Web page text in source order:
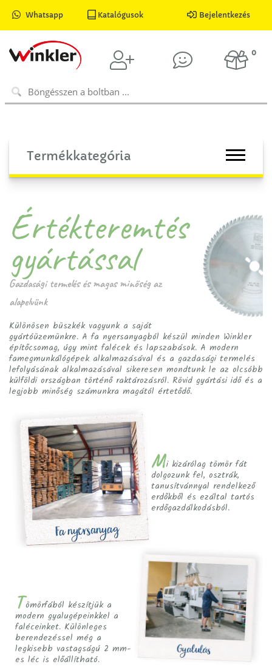
Whatsapp Katalógusok Bejelentkezés
0
Termékkategória
Értékteremtés
gyártással
Gazdasági termelés és magas minőség az
alapelvünk
Különösen büszkék vagyunk a saját
gyártóüzemünkre. A fa nyersanyagból készül minden Winkler
építőcsomag, úgy mint falécek és lapszabások. A modern
famegmunkálógépek alkalmazásával és a gazdasági termelés
lefolyásának alkalmazásával sikeresen mondtunk le az olcsóbb
külföldi országban történő raktározásról. Rövid gyártási idő és a
legjobb minőség számunkra magától értetődő.
Mi kizárólag tömör fát
dolgozunk fel, osztrák,
tanusítvánnyal rendelkező
erdőkből és ezáltal tartós
erdőgazdálkodásból.
Tömörfából készítjük a
modern gyalugépeinkkel a
faléceinket. Különleges
berendezéssel még a
legkisebb vastagságú 2 mm-
es léc is előállítható.